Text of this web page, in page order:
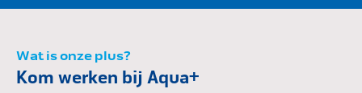
Wat is onze plus?
Kom werken bij Aqua+